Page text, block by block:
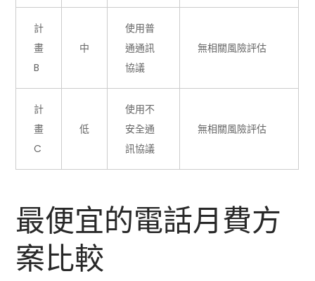
計
畫
B
中
使用普
通通訊
協議
無相關風險評估
計
畫
C
低
使用不
安全通
訊協議
無相關風險評估
最便宜的電話月費方
案比較